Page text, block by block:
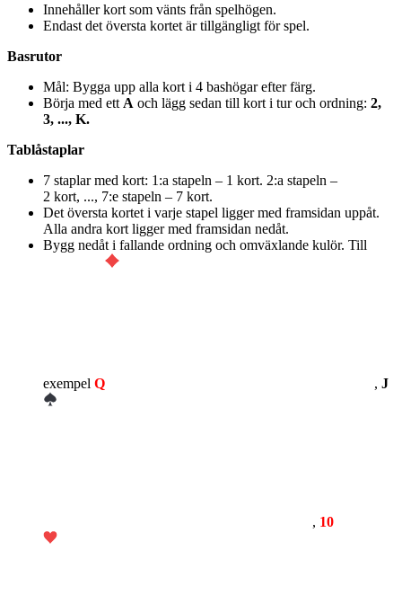
Innehåller kort som vänts från spelhögen.
Endast det översta kortet är tillgängligt för spel.
Basrutor
Mål: Bygga upp alla kort i 4 bashögar efter färg.
Börja med ett A och lägg sedan till kort i tur och ordning: 2,
3, ..., K.
Tablåstaplar
7 staplar med kort: 1:a stapeln – 1 kort. 2:a stapeln –
2 kort, ..., 7:e stapeln – 7 kort.
Det översta kortet i varje stapel ligger med framsidan uppåt.
Alla andra kort ligger med framsidan nedåt.
Bygg nedåt i fallande ordning och omväxlande kulör. Till
exempel Q , J
, 10